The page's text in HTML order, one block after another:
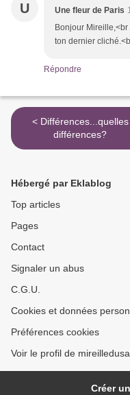
U Une fleur de Paris
Bonjour
ton dernier
Répondre
< Différences...quelles
différences?
Hébergé par Eklablog
Top articles
Pages
Contact
Signaler un abus
C.G.U.
Cookies et données
Préférences cookies
Voir le profil de
Créer